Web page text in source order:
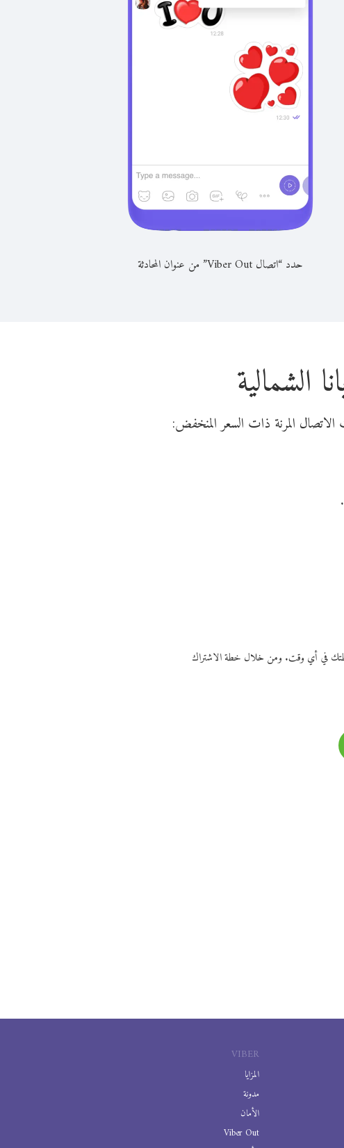
حدد “اتصال Viber Out” من عنوان المحادثة
الشمالية
خطتك في أي وقت. ومن خلال خطة الاشتراك
VIBER
المزايا
مدونة
الأمان
Viber Out